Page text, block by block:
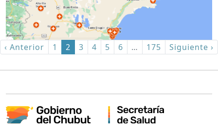
‹ Anterior 1 2 3 4 5 6 … 175 Siguiente ›